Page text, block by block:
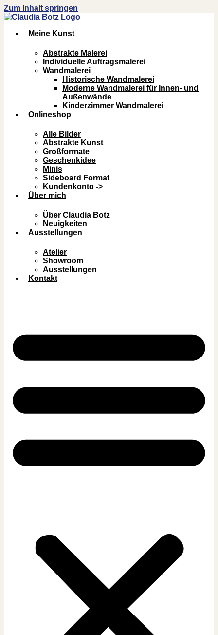
Zum Inhalt springen
Meine Kunst
Abstrakte Malerei
Individuelle Auftragsmalerei
Wandmalerei
Historische Wandmalerei
Moderne Wandmalerei für Innen- und
Außenwände
Kinderzimmer Wandmalerei
Onlineshop
Alle Bilder
Abstrakte Kunst
Großformate
Geschenkidee
Minis
Sideboard Format
Kundenkonto ->
Über mich
Über Claudia Botz
Neuigkeiten
Ausstellungen
Atelier
Showroom
Ausstellungen
Kontakt